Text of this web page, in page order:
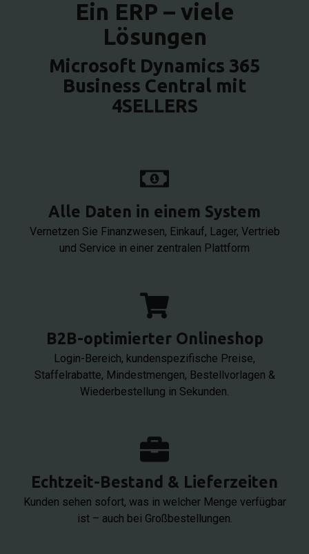
Ein ERP – viele
Lösungen
Microsoft Dynamics 365
Business Central mit
4SELLERS
Alle Daten in einem System
Vernetzen Sie Finanzwesen, Einkauf, Lager, Vertrieb
und Service in einer zentralen Plattform
B2B-optimierter Onlineshop
Login-Bereich, kundenspezifische Preise,
Staffelrabatte, Mindestmengen, Bestellvorlagen &
Wiederbestellung in Sekunden.​
Echtzeit-Bestand & Lieferzeiten
Kunden sehen sofort, was in welcher Menge verfügbar
ist – auch bei Großbestellungen.​